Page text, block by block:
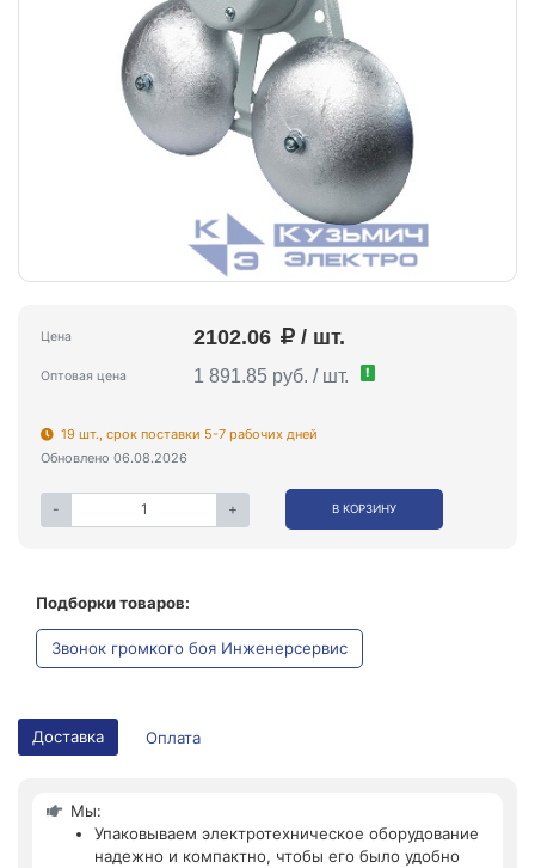
Цена 2102.06 / шт.
Оптовая цена 1 891.85 руб. / шт. !
19 шт., срок поставки 5-7 рабочих дней
Обновлено 06.08.2026
- + В КОРЗИНУ
Подборки товаров:
Звонок громкого боя Инженерсервис
Доставка Оплата
Мы:
Упаковываем электротехническое оборудование
надежно и компактно, чтобы его было удобно